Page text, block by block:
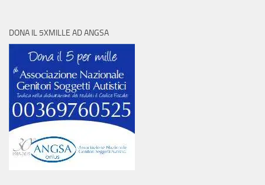
DONA IL 5XMILLE AD ANGSA